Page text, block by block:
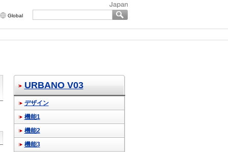
Global
URBANO V03
デザイン
機能1
機能2
機能3